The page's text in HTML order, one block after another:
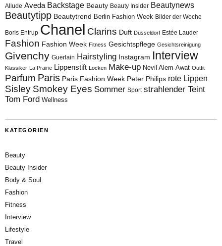
Allude Aveda Backstage Beauty Beauty Insider Beautynews
Beautytipp Beautytrend Berlin Fashion Week Bilder der Woche
Boris Entrup Chanel Clarins Duft Düsseldorf Estée Lauder
Fashion Fashion Week Fitness Gesichtspflege Gesichtsreinigung
Givenchy Guerlain Hairstyling Instagram Interview
Klassiker La Prairie Lippenstift Locken Make-up Nevil Alem-Awat Outfit
Parfum Paris Paris Fashion Week Peter Philips rote Lippen
Sisley Smokey Eyes Sommer Sport strahlender Teint
Tom Ford Wellness
KATEGORIEN
Beauty
Beauty Insider
Body & Soul
Fashion
Fitness
Interview
Lifestyle
Travel